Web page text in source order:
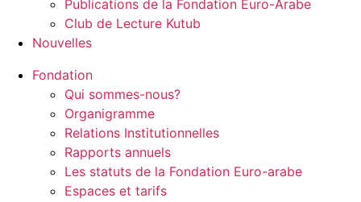
Publications de la Fondation Euro-Arabe
Club de Lecture Kutub
Nouvelles
Fondation
Qui sommes-nous?
Organigramme
Relations Institutionnelles
Rapports annuels
Les statuts de la Fondation Euro-arabe
Espaces et tarifs